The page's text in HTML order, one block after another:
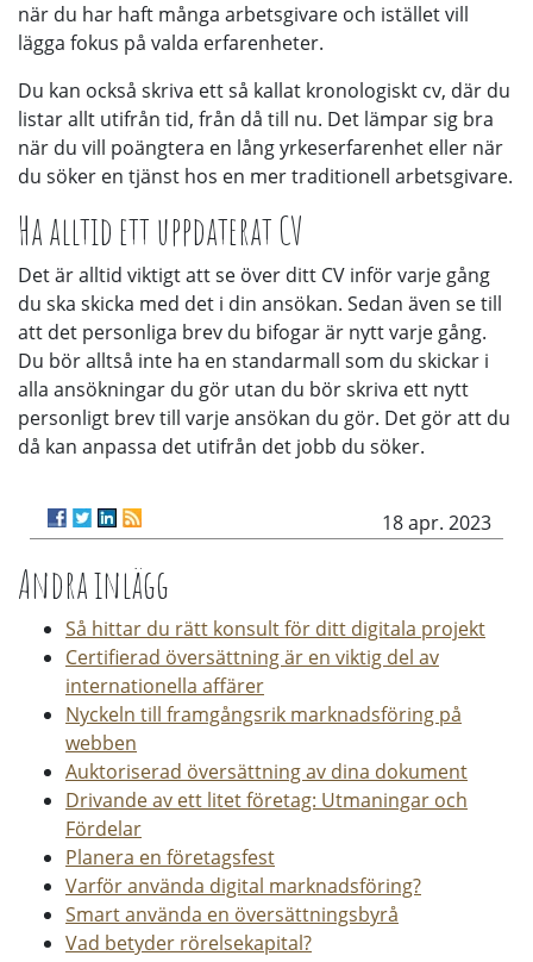
när du har haft många arbetsgivare och istället vill
lägga fokus på valda erfarenheter.
Du kan också skriva ett så kallat kronologiskt cv, där du
listar allt utifrån tid, från då till nu. Det lämpar sig bra
när du vill poängtera en lång yrkeserfarenhet eller när
du söker en tjänst hos en mer traditionell arbetsgivare.
Ha alltid ett uppdaterat CV
Det är alltid viktigt att se över ditt CV inför varje gång
du ska skicka med det i din ansökan. Sedan även se till
att det personliga brev du bifogar är nytt varje gång.
Du bör alltså inte ha en standarmall som du skickar i
alla ansökningar du gör utan du bör skriva ett nytt
personligt brev till varje ansökan du gör. Det gör att du
då kan anpassa det utifrån det jobb du söker.
18 apr. 2023
Andra inlägg
Så hittar du rätt konsult för ditt digitala projekt
Certifierad översättning är en viktig del av
internationella affärer
Nyckeln till framgångsrik marknadsföring på
webben
Auktoriserad översättning av dina dokument
Drivande av ett litet företag: Utmaningar och
Fördelar
Planera en företagsfest
Varför använda digital marknadsföring?
Smart använda en översättningsbyrå
Vad betyder rörelsekapital?